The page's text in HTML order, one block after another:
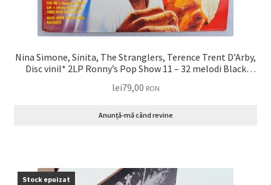
Nina Simone, Sinita, The Stranglers, Terence Trent D’Arby,
Disc vinil* 2LP Ronny’s Pop Show 11 – 32 melodi Black
lei79,00 RON
Anunță-mă când revine
Stock epuizat